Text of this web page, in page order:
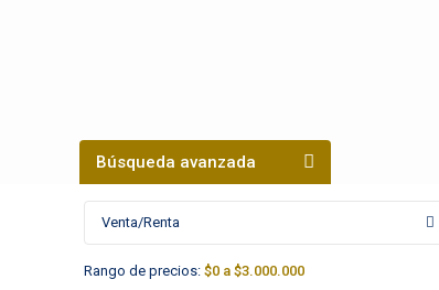
Búsqueda avanzada
Venta/Renta
Rango de precios: $0 a $3.000.000